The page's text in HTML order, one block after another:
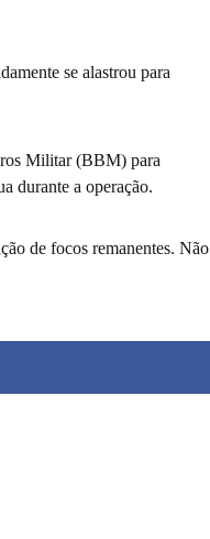
se alastrou para
Militar (BBM) para
durante a operação.
de focos remanentes. Não